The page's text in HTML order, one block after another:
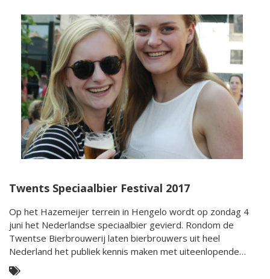
Twents Speciaalbier Festival 2017
Op het Hazemeijer terrein in Hengelo wordt op zondag 4
juni het Nederlandse speciaalbier gevierd. Rondom de
Twentse Bierbrouwerij laten bierbrouwers uit heel
Nederland het publiek kennis maken met uiteenlopende
bieren.